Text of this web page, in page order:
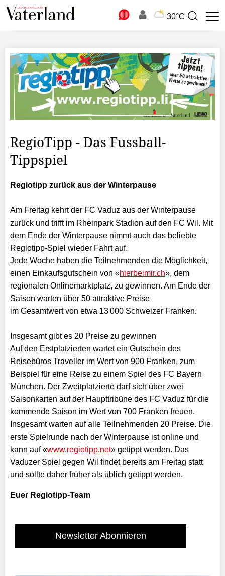
30°C
Suchbegriff
RegioTipp - Das Fussball-
Tippspiel
Regiotipp zurück aus der Winterpause
Am Freitag kehrt der FC Vaduz aus der Winterpause
zurück und trifft im Rheinpark Stadion auf den FC Wil. Mit
dem Ende der Winterpause nimmt auch das beliebte
Regiotipp-Spiel wieder Fahrt auf.
Jede Woche haben die Teilnehmenden die Möglichkeit,
einen Einkaufsgutschein von «hierbeimir.ch», dem
regionalen Onlinemarktplatz, zu gewinnen. Am Ende der
Saison warten über 50 attraktive Preise
im Gesamtwert von etwa 13 000 Schweizer Franken.
Insgesamt gibt es 20 Preise zu gewinnen
Auf den Erstplatzierten wartet ein Gutschein des
Reisebüros Traveller im Wert von 900 Franken, zum
Beispiel für eine Reise zu einem Spiel des FC Bayern
München. Der Zweitplatzierte darf sich über zwei
Saisonkarten auf der Haupttribüne des FC Vaduz für die
kommende Saison im Wert von 700 Franken freuen.
Insgesamt warten auf alle Teilnehmenden 20 Preise. Die
erste Spielrunde nach der Winterpause ist online und
kann auf «www.regiotipp.net» getippt werden. Das
Vaduzer Spiel gegen Wil findet bereits am Freitag statt
und sollte daher früher als üblich getippt werden.
Euer Regiotipp-Team
Newsletter Abonnieren